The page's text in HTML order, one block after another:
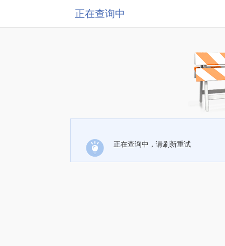
正在查询中
正在查询中，请刷新重试